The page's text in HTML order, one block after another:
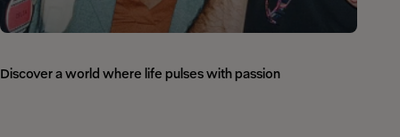
Discover a world where life pulses with passion